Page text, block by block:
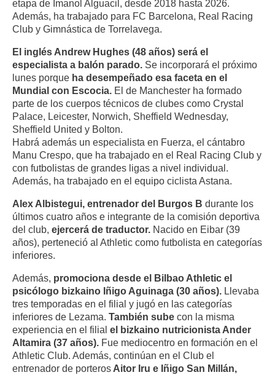
etapa de Imanol Alguacil, desde 2018 hasta 2026.
Además, ha trabajado para FC Barcelona, Real Racing
Club y Gimnástica de Torrelavega.
El inglés Andrew Hughes (48 años) será el
especialista a balón parado. Se incorporará el próximo
lunes porque ha desempeñado esa faceta en el
Mundial con Escocia. El de Manchester ha formado
parte de los cuerpos técnicos de clubes como Crystal
Palace, Leicester, Norwich, Sheffield Wednesday,
Sheffield United y Bolton.
Habrá además un especialista en Fuerza, el cántabro
Manu Crespo, que ha trabajado en el Real Racing Club y
con futbolistas de grandes ligas a nivel individual.
Además, ha trabajado en el equipo ciclista Astana.
Alex Albistegui, entrenador del Burgos B durante los
últimos cuatro años e integrante de la comisión deportiva
del club, ejercerá de traductor. Nacido en Eibar (39
años), perteneció al Athletic como futbolista en categorías
inferiores.
Además, promociona desde el Bilbao Athletic el
psicólogo bizkaino Iñigo Aguinaga (30 años). Llevaba
tres temporadas en el filial y jugó en las categorías
inferiores de Lezama. También sube con la misma
experiencia en el filial el bizkaino nutricionista Ander
Altamira (37 años). Fue mediocentro en formación en el
Athletic Club. Además, continúan en el Club el
entrenador de porteros Aitor Iru e Iñigo San Millán,